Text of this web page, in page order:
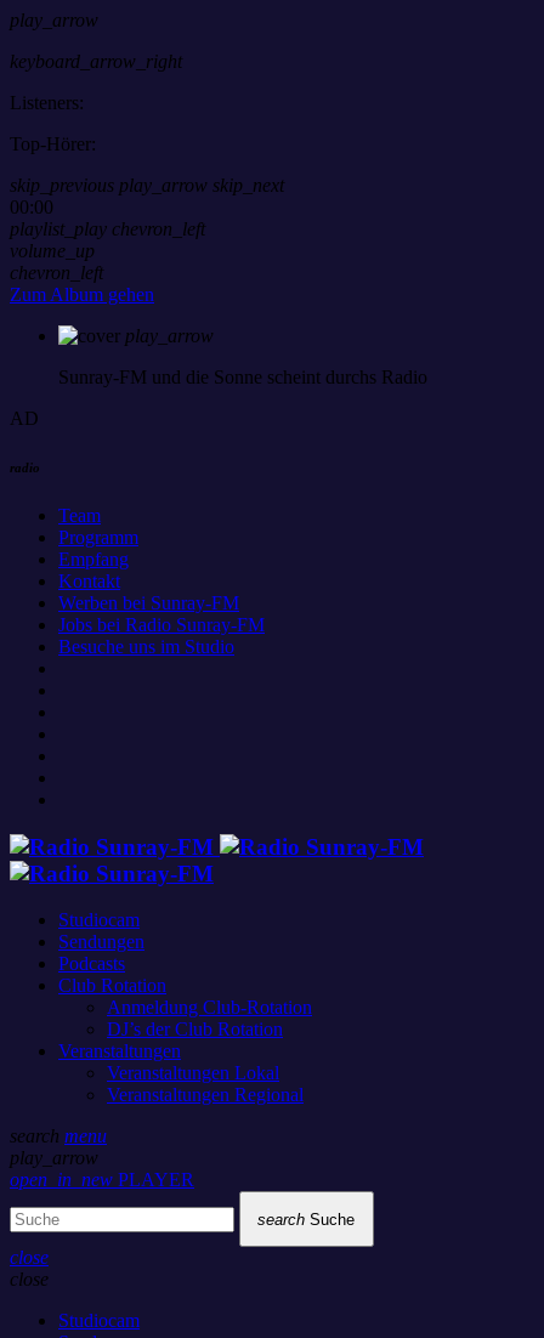
play_arrow
keyboard_arrow_right
Listeners:
Top-Hörer:
skip_previous play_arrow skip_next
00:00
playlist_play chevron_left
volume_up
chevron_left
Zum Album gehen
play_arrow
Sunray-FM und die Sonne scheint durchs Radio
AD
radio
Team
Programm
Empfang
Kontakt
Werben bei Sunray-FM
Jobs bei Radio Sunray-FM
Besuche uns im Studio
Studiocam
Sendungen
Podcasts
Club Rotation
Anmeldung Club-Rotation
DJ’s der Club Rotation
Veranstaltungen
Veranstaltungen Lokal
Veranstaltungen Regional
search menu
play_arrow
open_in_new PLAYER
search Suche
close
close
Studiocam